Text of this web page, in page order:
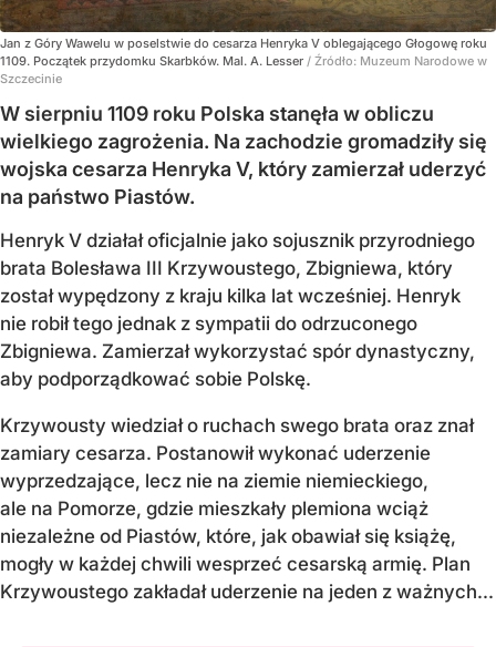
Jan z Góry Wawelu w poselstwie do cesarza Henryka V oblegającego Głogowę roku
1109. Początek przydomku Skarbków. Mal. A. Lesser / Źródło: Muzeum Narodowe w
Szczecinie
W sierpniu 1109 roku Polska stanęła w obliczu
wielkiego zagrożenia. Na zachodzie gromadziły się
wojska cesarza Henryka V, który zamierzał uderzyć
na państwo Piastów.
Henryk V działał oficjalnie jako sojusznik przyrodniego
brata Bolesława III Krzywoustego, Zbigniewa, który
został wypędzony z kraju kilka lat wcześniej. Henryk
nie robił tego jednak z sympatii do odrzuconego
Zbigniewa. Zamierzał wykorzystać spór dynastyczny,
aby podporządkować sobie Polskę.
Krzywousty wiedział o ruchach swego brata oraz znał
zamiary cesarza. Postanowił wykonać uderzenie
wyprzedzające, lecz nie na ziemie niemieckiego,
ale na Pomorze, gdzie mieszkały plemiona wciąż
niezależne od Piastów, które, jak obawiał się książę,
mogły w każdej chwili wesprzeć cesarską armię. Plan
Krzywoustego zakładał uderzenie na jeden z ważnych...